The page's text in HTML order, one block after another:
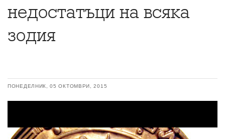
недостатъци на всяка
зодия
ПОНЕДЕЛНИК, 05 ОКТОМВРИ, 2015